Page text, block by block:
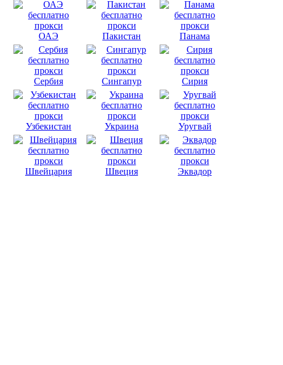
ОАЭ Пакистан Панама
Сербия Сингапур Сирия
Узбекистан Украина Уругвай
Швейцария Швеция Эквадор